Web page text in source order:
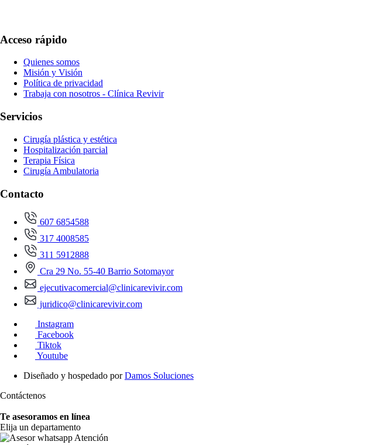
Acceso rápido
Quienes somos
Misión y Visión
Política de privacidad
Trabaja con nosotros - Clínica Revivir
Servicios
Cirugía plástica y estética
Hospitalización parcial
Terapia Física
Cirugía Ambulatoria
Contacto
607 6854588
317 4008585
311 5912888
Cra 29 No. 55-40 Barrio Sotomayor
ejecutivacomercial@clinicarevivir.com
juridico@clinicarevivir.com
Instagram
Facebook
Tiktok
Youtube
Diseñado y hospedado porDamos Soluciones
Contáctenos
Te asesoramos en línea
Elija un departamento